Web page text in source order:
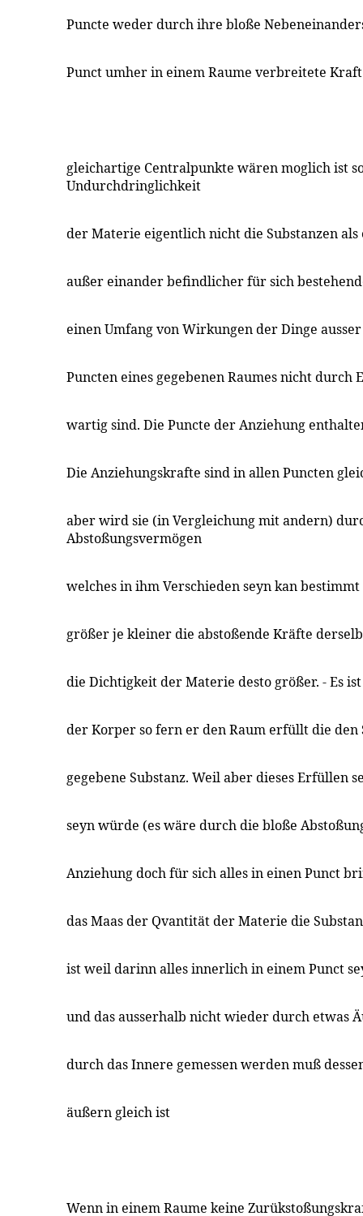
Puncte weder durch ihre bloße
Punct umher in einem Raume verbreitete
gleichartige Centralpunkte wären moglich ist
Undurchdringlichkeit
der Materie eigentlich nicht die Substanzen als
außer einander befindlicher für sich
einen Umfang von Wirkungen der Dinge
Puncten eines gegebenen Raumes nicht durch
wartig sind. Die Puncte der Anziehung
Die Anziehungskrafte sind in allen Puncten
aber wird sie (in Vergleichung mit andern)
Abstoßungsvermögen
welches in ihm Verschieden seyn kan
größer je kleiner die abstoßende Kräfte
die Dichtigkeit der Materie desto größer. - Es
der Korper so fern er den Raum erfüllt die
gegebene Substanz. Weil aber dieses Erfüllen
seyn würde (es wäre durch die bloße
Anziehung doch für sich alles in einen Punct
das Maas der Qvantität der Materie die
ist weil darinn alles innerlich in einem Punct
und das ausserhalb nicht wieder durch etwas
durch das Innere gemessen werden muß
äußern gleich ist
Wenn in einem Raume keine